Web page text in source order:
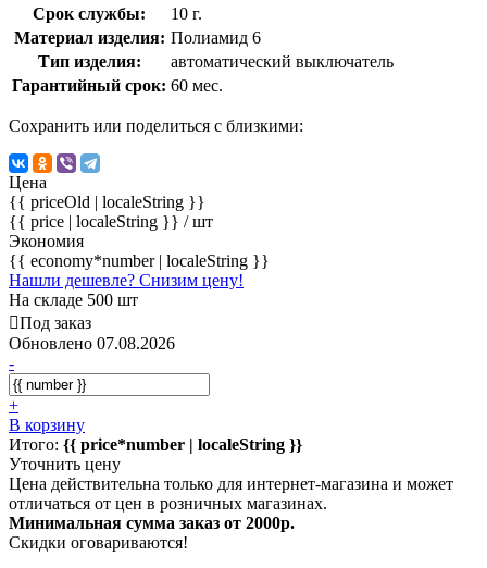
Срок службы:
10 г.
Материал изделия: Полиамид 6
Тип изделия:
автоматический выключатель
Гарантийный срок: 60 мес.
Сохранить или поделиться с близкими:
Цена
{{ priceOld | localeString }}
{{ price | localeString }} / шт
Экономия
{{ economy*number | localeString }}
Нашли дешевле? Снизим цену!
На складе 500 шт
Под заказ
Обновлено 07.08.2026
-
+
В корзину
Итого: {{ price*number | localeString }}
Уточнить цену
Цена действительна только для интернет-магазина и может
отличаться от цен в розничных магазинах.
Минимальная сумма заказ от 2000р.
Скидки оговариваются!